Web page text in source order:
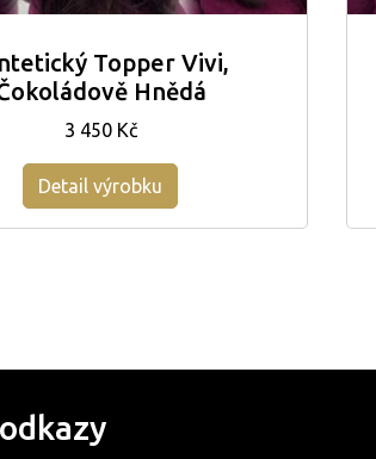
Topper Vivi,
Hnědá
3 450 Kč
Detail výrobku